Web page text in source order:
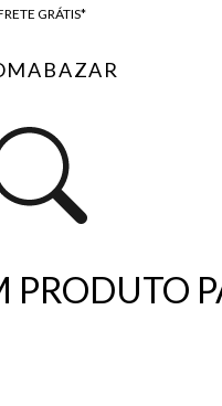
GRÁTIS*
PRIMEIRA COMPRA*
BAZAR